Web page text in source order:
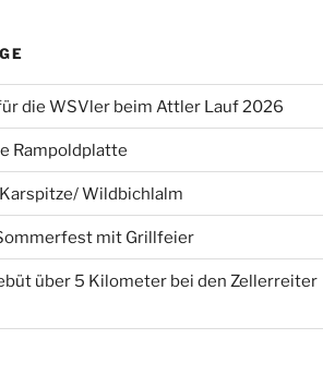
die WSVler beim Attler Lauf 2026
Rampoldplatte
Wildbichlalm
mit Grillfeier
über 5 Kilometer bei den Zellerreiter